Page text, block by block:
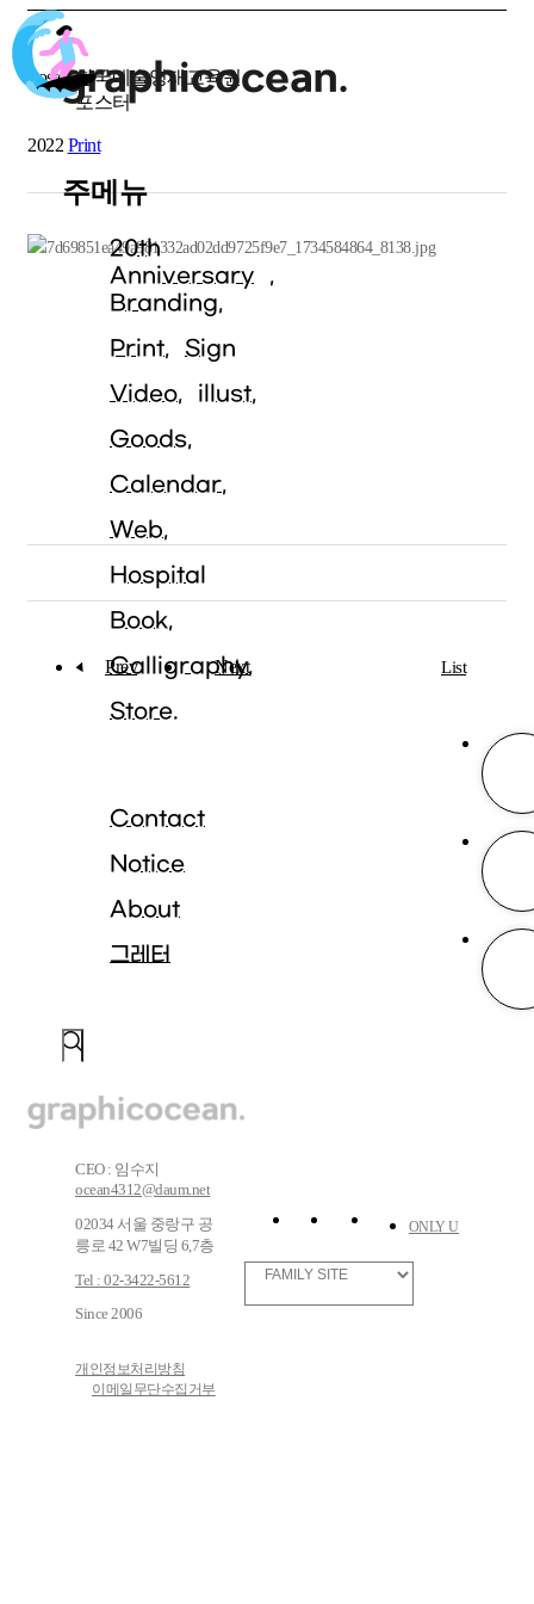
주메뉴
20th
Anniversary
Branding
Print
Sign
Video
illust
Goods
Calendar
Web
Hospital
Book
Calligraphy
Store.
Contact
Notice
About
그레터
Poster한국예술영재교육원
포스터
2022 Print
Prev Next List
CEO : 임수지
ocean4312@daum.net
02034 서울 중랑구 공
릉로 42 W7빌딩 6,7층
Tel : 02-3422-5612
Since 2006
개인정보처리방침
이메일무단수집거부
ONLY U